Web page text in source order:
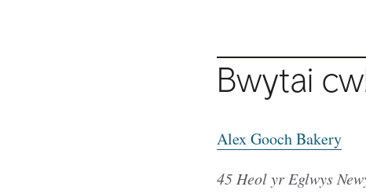
Bwytai
Alex Gooch Bakery
45 Heol yr Eglwys